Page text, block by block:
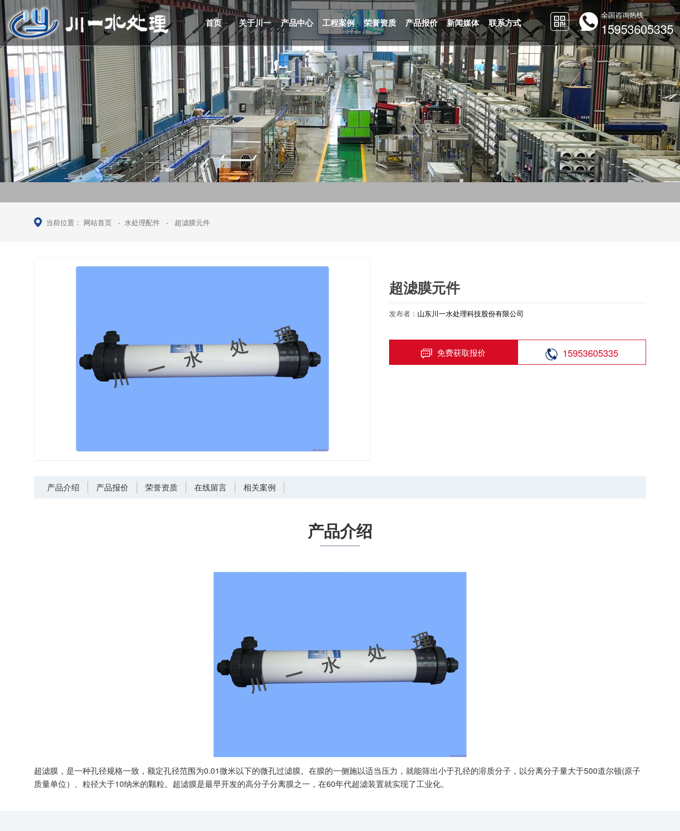
首页 关于川一 产品中心 工程案例 荣誉资质 产品报价 新闻媒体 联系方式
全国咨询热线
15953605335
当前位置： 网站首页 -水处理配件 - 超滤膜元件
超滤膜元件
发布者： 山东川一水处理科技股份有限公司
免费获取报价 15953605335
产品介绍 产品报价 荣誉资质 在线留言 相关案例
产品介绍
超滤膜，是一种孔径规格一致，额定孔径范围为0.01微米以下的微孔过滤膜。在膜的一侧施以适当压力，就能筛出小于孔径的溶质分子，以分离分子量大于500道尔顿(原子
质量单位）、粒径大于10纳米的颗粒。超滤膜是最早开发的高分子分离膜之一，在60年代超滤装置就实现了工业化。